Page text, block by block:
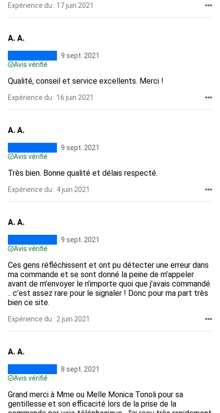
Expérience du : 17 juin 2021
A. A.
9 sept. 2021
Avis vérifié
Qualité, conseil et service excellents. Merci !
Expérience du : 16 juin 2021
A. A.
9 sept. 2021
Avis vérifié
Très bien. Bonne qualité et délais respecté.
Expérience du : 4 juin 2021
A. A.
9 sept. 2021
Avis vérifié
Ces gens réfléchissent et ont pu détecter une erreur dans
ma commande et se sont donné la peine de m’appeler
avant de m’envoyer le n’importe quoi que j’avais commandé
.. c’est assez rare pour le signaler ! Donc pour ma part très
bien ce site.
Expérience du : 2 juin 2021
A. A.
8 sept. 2021
Avis vérifié
Grand merci à Mme ou Melle Monica Tonoli pour sa
gentillesse et son efficacité lors de la prise de la